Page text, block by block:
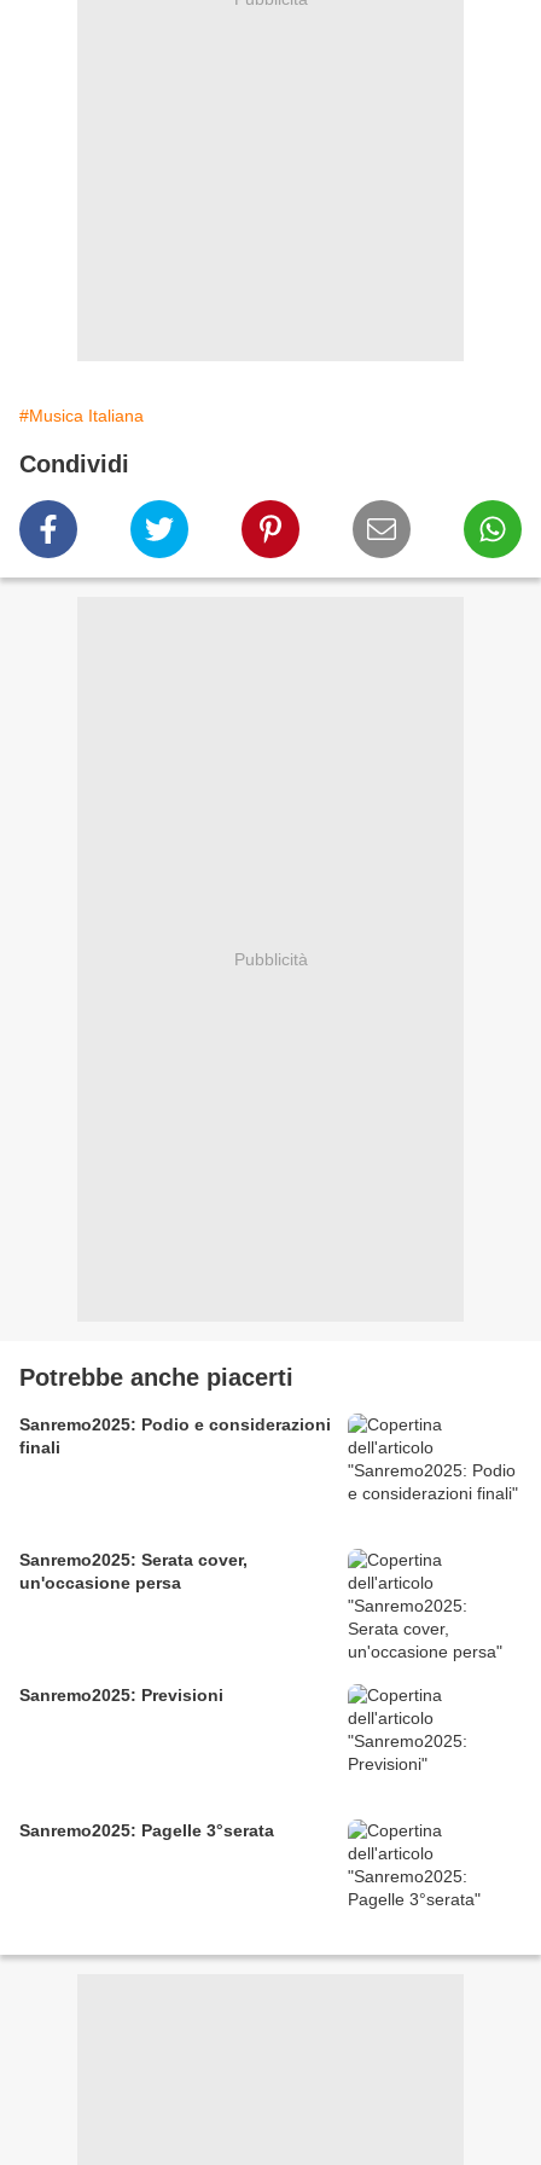
#Musica Italiana
Condividi
Pubblicità
Potrebbe anche piacerti
Sanremo2025: Podio e considerazioni
finali
Sanremo2025: Serata cover,
un'occasione persa
Sanremo2025: Previsioni
Sanremo2025: Pagelle 3°serata